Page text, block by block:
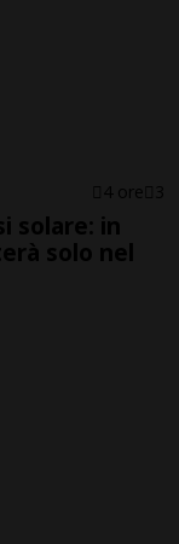
4 ore 3
solare: in
solo nel